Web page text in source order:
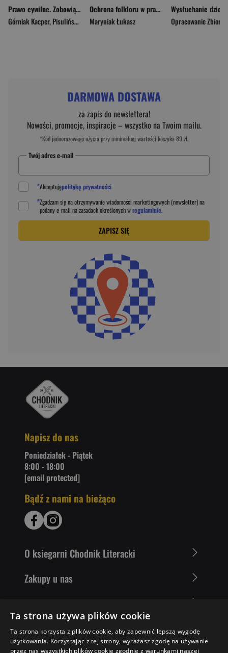
Prawo cywilne. Zobowiązania. Kazusy z rozwiązaniami
Górniak Kacper,Pisuliński Jerzy ,Romano Szymon
Ochrona folkloru w prawie własności intelektualnej
Maryniak Łukasz
Opracowanie
DARMOWA DOSTAWA
za zapis do newslettera!
Nowości, promocje, inspiracje – wszystko na Twoim mailu.
*Kod jednorazowego użycia przy minimalnej wartości koszyka 89 zł.
Twój adres e-mail
*Akceptujępolitykę prywatności
*Zgadzam się na otrzymywanie wiadomości marketingowych (newsletter) na
podanye-mail na zasadach określonych wregulaminie.
ZAPISZ SIĘ
Napisz do nas
Poniedziałek - Piątek
8:00 - 18:00
[email protected]
Bądź z nami na bieżąco
O ksiegarni Chodnik Literacki
Zakupy u nas
Literaci polecają
Ta strona używa plików cookie
Ta strona korzysta z plików cookie, aby zapewnić lepszą wygodę
użytkowania. Korzystając z tej strony, wyrażasz zgodę na używanie
przez nas wszystkich plików cookie zgodnie z warunkami naszej